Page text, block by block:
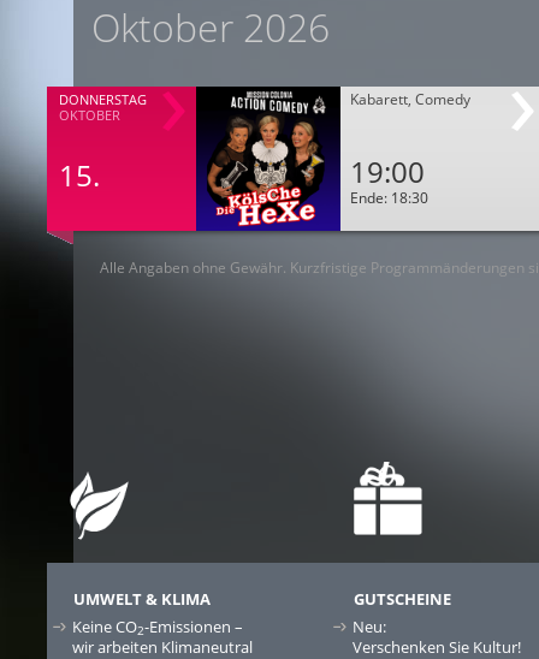
Oktober 2026
DONNERSTAG
OKTOBER
15.
Kabarett, Comedy
19:00
Ende: 18:30
Alle Angaben ohne Gewähr. Kurzfristige Programmänderungen
UMWELT & KLIMA
Keine CO2-Emissionen –
wir arbeiten Klimaneutral
GUTSCHEINE
Neu:
Verschenken Sie Kultur!